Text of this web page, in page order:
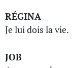
RÉGINA
Je lui dois la vie.
JOB